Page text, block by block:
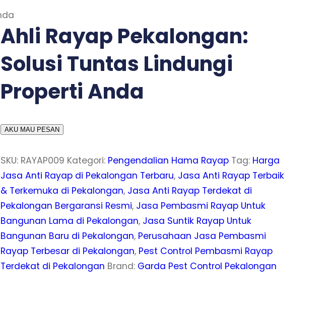
Ahli Rayap Pekalongan:
Solusi Tuntas Lindungi
Properti Anda
AKU MAU PESAN
SKU: RAYAP009 Kategori: Pengendalian Hama Rayap Tag: Harga
Jasa Anti Rayap di Pekalongan Terbaru, Jasa Anti Rayap Terbaik
& Terkemuka di Pekalongan, Jasa Anti Rayap Terdekat di
Pekalongan Bergaransi Resmi, Jasa Pembasmi Rayap Untuk
Bangunan Lama di Pekalongan, Jasa Suntik Rayap Untuk
Bangunan Baru di Pekalongan, Perusahaan Jasa Pembasmi
Rayap Terbesar di Pekalongan, Pest Control Pembasmi Rayap
Terdekat di Pekalongan Brand: Garda Pest Control Pekalongan